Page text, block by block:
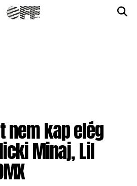
nem kap elég
Minaj, Lil